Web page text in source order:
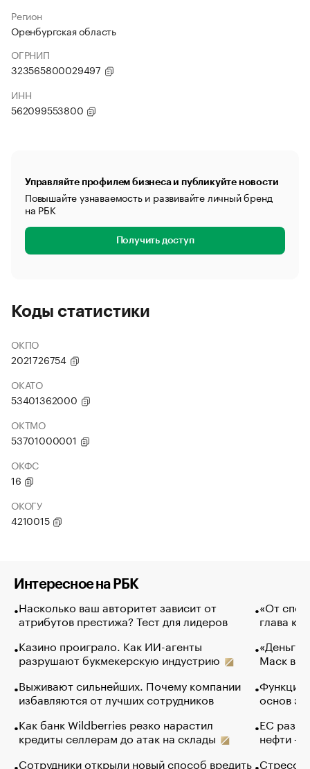
Регион
Оренбургская область
ОГРНИП
323565800029497
ИНН
562099553800
Управляйте профилем бизнеса и публикуйте новости
Повышайте узнаваемость и развивайте личный бренд
на РБК
Получить доступ
Коды статистики
ОКПО
2021726754
ОКАТО
53401362000
ОКТМО
53701000001
ОКФС
16
ОКОГУ
4210015
Интересное на РБК
Насколько ваш авторитет зависит от
атрибутов престижа? Тест для лидеров
Казино проиграло. Как ИИ-агенты
разрушают букмекерскую индустрию
Выживают сильнейших. Почему компании
избавляются от лучших сотрудников
Как банк Wildberries резко нарастил
кредиты селлерам до атак на склады
Сотрудники открыли новый способ вредить
«От
глава
«Деньги
Маск в
Функции
основ
ЕС
нефти —
Стресс